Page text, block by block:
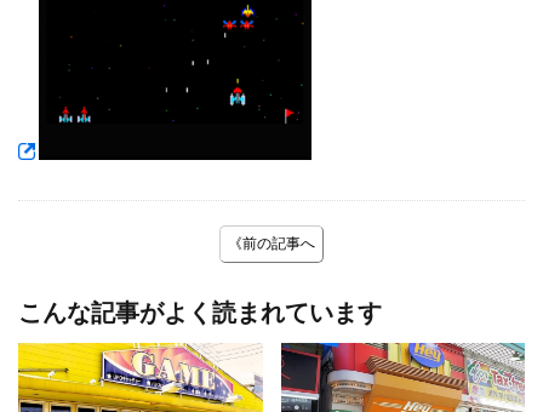
《前の記事へ
こんな記事がよく読まれています